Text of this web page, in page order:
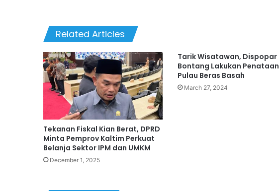
Related Articles
Tekanan Fiskal Kian Berat, DPRD
Minta Pemprov Kaltim Perkuat
Belanja Sektor IPM dan UMKM
December 1, 2025
Tarik Wisatawan, Dispopar
Bontang Lakukan Penataan
Pulau Beras Basah
March 27, 2024